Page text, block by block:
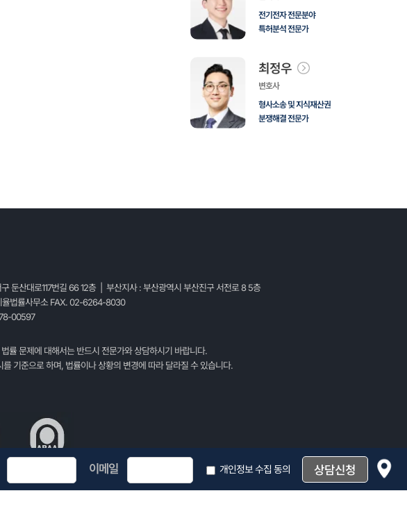
전기전자 전문분야
특허분석 전문가
최정우
변호사
형사소송 및 지식재산권
분쟁해결 전문가
둔산대로117번길 66 12층 | 부산지사 : 부산광역시 부산진구 서전로 8 5층
율법률사무소 FAX. 02-6264-8030
00597
률 문제에 대해서는 반드시 전문가와 상담하시기 바랍니다.
기준으로 하며, 법률이나 상황의 변경에 따라 달라질 수 있습니다.
이메일 개인정보 수집 동의